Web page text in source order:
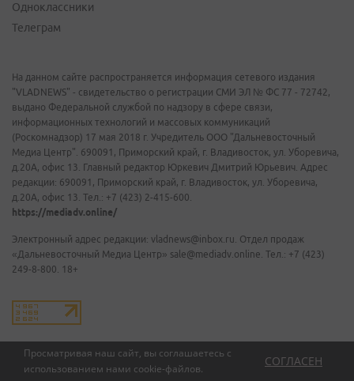
Просматривая наш сайт, вы соглашаетесь с
использованием нами cookie-файлов.
СОГЛАСЕН
Одноклассники
Телеграм
На данном сайте распространяется информация сетевого издания
"VLADNEWS" - свидетельство о регистрации СМИ ЭЛ № ФС 77 - 72742,
выдано Федеральной службой по надзору в сфере связи,
информационных технологий и массовых коммуникаций
(Роскомнадзор) 17 мая 2018 г. Учредитель ООО "Дальневосточный
Медиа Центр". 690091, Приморский край, г. Владивосток, ул. Уборевича,
д.20А, офис 13. Главный редактор Юркевич Дмитрий Юрьевич. Адрес
редакции: 690091, Приморский край, г. Владивосток, ул. Уборевича,
д.20А, офис 13. Тел.: +7 (423) 2-415-600.
https://mediadv.online/
Электронный адрес редакции: vladnews@inbox.ru. Отдел продаж
«Дальневосточный Медиа Центр» sale@mediadv.online. Тел.: +7 (423)
249-8-800. 18+